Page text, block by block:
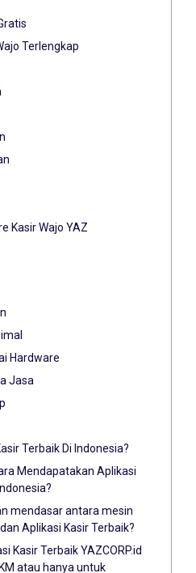
Terlengkap
Kasir Wajo YAZ
Hardware
Jasa
Terbaik Di Indonesia?
Mendapatakan Aplikasi
mendasar antara mesin
Aplikasi Kasir Terbaik?
Kasir Terbaik YAZCORP.id
atau hanya untuk